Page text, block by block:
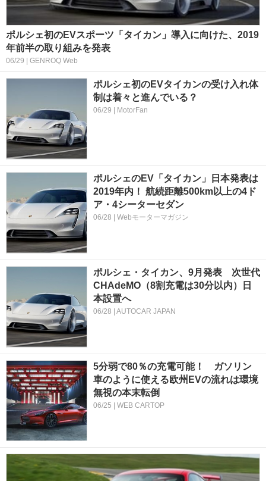
ポルシェ初のEVスポーツ「タイカン」導入に向けた、2019
年前半の取り組みを発表
06/29 | GENROQ Web
ポルシェ初のEVタイカンの受け入れ体
制は着々と進んでいる？
06/29 | MotorFan
ポルシェのEV「タイカン」日本発表は
2019年内！ 航続距離500km以上の4ド
ア・4シーターセダン
06/28 | Webモーターマガジン
ポルシェ・タイカン、9月発表 次世代
CHAdeMO（8割充電は30分以内）日
本設置へ
06/28 | AUTOCAR JAPAN
5分弱で80％の充電可能！ ガソリン
車のように使える欧州EVの流れは環境
無視の本末転倒
06/25 | WEB CARTOP